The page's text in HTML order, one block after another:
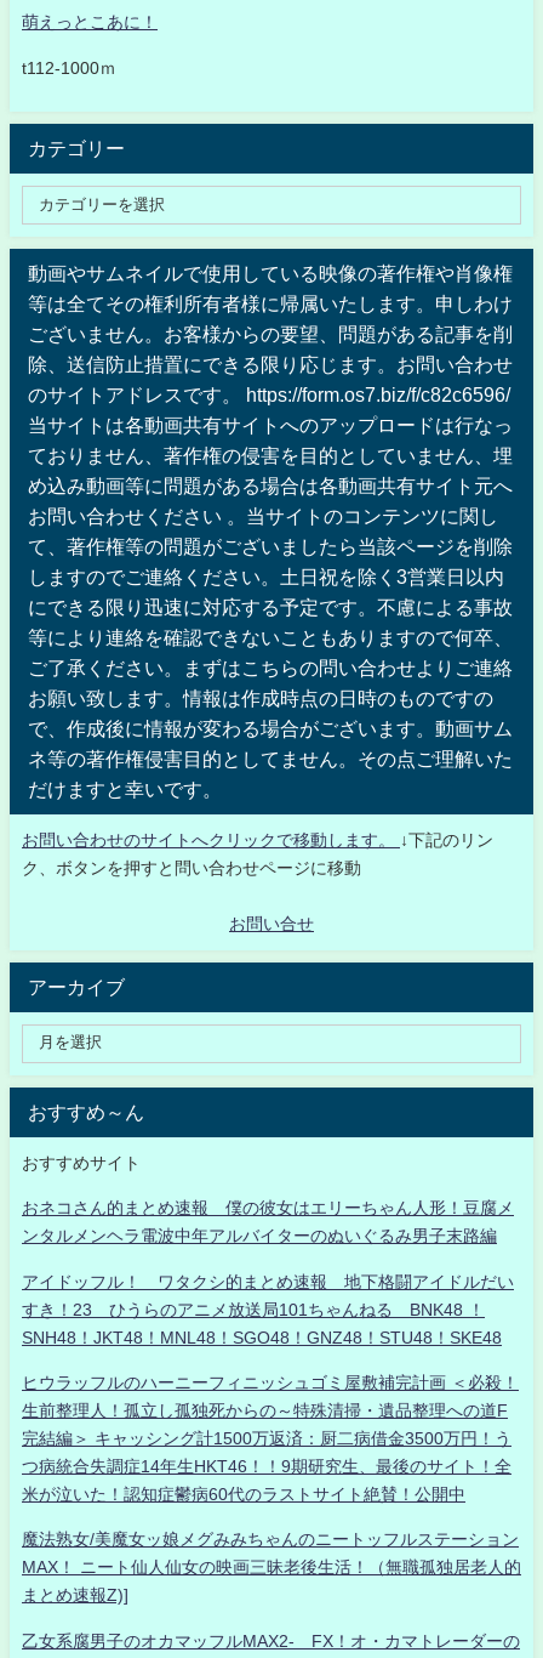
萌えっとこあに！
t112-1000ｍ
カテゴリー
動画やサムネイルで使用している映像の著作権や肖像権
等は全てその権利所有者様に帰属いたします。申しわけ
ございません。お客様からの要望、問題がある記事を削
除、送信防止措置にできる限り応じます。お問い合わせ
のサイトアドレスです。 https://form.os7.biz/f/c82c6596/
当サイトは各動画共有サイトへのアップロードは行なっ
ておりません、著作権の侵害を目的としていません、埋
め込み動画等に問題がある場合は各動画共有サイト元へ
お問い合わせください 。当サイトのコンテンツに関し
て、著作権等の問題がございましたら当該ページを削除
しますのでご連絡ください。土日祝を除く3営業日以内
にできる限り迅速に対応する予定です。不慮による事故
等により連絡を確認できないこともありますので何卒、
ご了承ください。まずはこちらの問い合わせよりご連絡
お願い致します。情報は作成時点の日時のものですの
で、作成後に情報が変わる場合がございます。動画サム
ネ等の著作権侵害目的としてません。その点ご理解いた
だけますと幸いです。
お問い合わせのサイトへクリックで移動します。
↓下記のリン
ク、ボタンを押すと問い合わせページに移動
お問い合せ
アーカイブ
おすすめ～ん
おすすめサイト
おネコさん的まとめ速報 僕の彼女はエリーちゃん人形！豆腐メ
ンタルメンヘラ電波中年アルバイターのぬいぐるみ男子末路編
アイドッフル！ ワタクシ的まとめ速報 地下格闘アイドルだい
すき！23 ひうらのアニメ放送局101ちゃんねる BNK48 ！
SNH48！JKT48！MNL48！SGO48！GNZ48！STU48！SKE48
ヒウラッフルのハーニーフィニッシュゴミ屋敷補完計画 ＜必殺！
生前整理人！孤立し孤独死からの～特殊清掃・遺品整理への道F
完結編＞ キャッシング計1500万返済：厨二病借金3500万円！う
つ病統合失調症14年生HKT46！！9期研究生、最後のサイト！全
米が泣いた！認知症鬱病60代のラストサイト絶賛！公開中
魔法熟女/美魔女ッ娘メグみみちゃんのニートッフルステーション
MAX！ ニート仙人仙女の映画三昧老後生活！（無職孤独居老人的
まとめ速報Z)]
乙女系腐男子のオカマッフルMAX2- FX！オ・カマトレーダーの